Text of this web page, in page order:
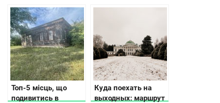
курорты,
источники, озера и
другие
«молодильные»
достопримечательности
Топ-5 місць, що
подивитись в
Куда поехать на
выходных: маршрут